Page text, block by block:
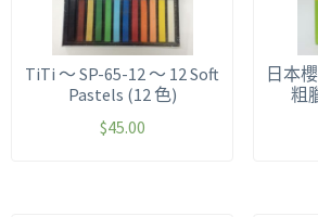
TiTi ～ SP-65-12 ～ 12 Soft
Pastels (12 色)
$45.00
日本
粗